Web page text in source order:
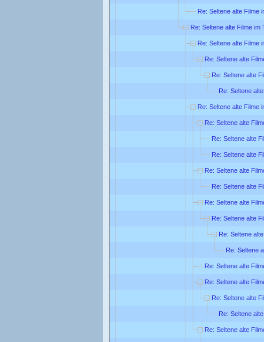
Re: Seltene alte Filme
Re: Seltene alte Filme im
Re: Seltene alte Filme
Re: Seltene alte
Re: Seltene alte
Re: Seltene
Re: Seltene alte Filme
Re: Seltene alte
Re: Seltene alte
Re: Seltene alte
Re: Seltene alte
Re: Seltene alte
Re: Seltene alte
Re: Seltene alte
Re: Seltene
Re: Seltene
Re: Seltene alte
Re: Seltene alte
Re: Seltene alte
Re: Seltene
Re: Seltene alte